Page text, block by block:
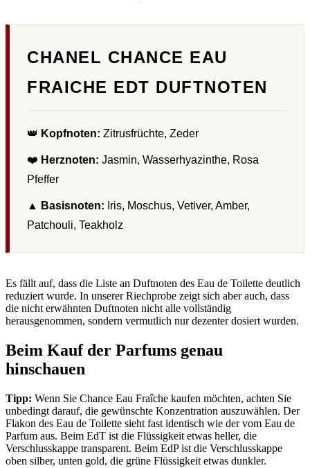
CHANEL CHANCE EAU
FRAICHE EDT DUFTNOTEN
👑 Kopfnoten: Zitrusfrüchte, Zeder
❤️ Herznoten: Jasmin, Wasserhyazinthe, Rosa
Pfeffer
▲ Basisnoten: Iris, Moschus, Vetiver, Amber,
Patchouli, Teakholz
Es fällt auf, dass die Liste an Duftnoten des Eau de Toilette deutlich
reduziert wurde. In unserer Riechprobe zeigt sich aber auch, dass
die nicht erwähnten Duftnoten nicht alle vollständig
herausgenommen, sondern vermutlich nur dezenter dosiert wurden.
Beim Kauf der Parfums genau
hinschauen
Tipp: Wenn Sie Chance Eau Fraîche kaufen möchten, achten Sie
unbedingt darauf, die gewünschte Konzentration auszuwählen. Der
Flakon des Eau de Toilette sieht fast identisch wie der vom Eau de
Parfum aus. Beim EdT ist die Flüssigkeit etwas heller, die
Verschlusskappe transparent. Beim EdP ist die Verschlusskappe
oben silber, unten gold, die grüne Flüssigkeit etwas dunkler.